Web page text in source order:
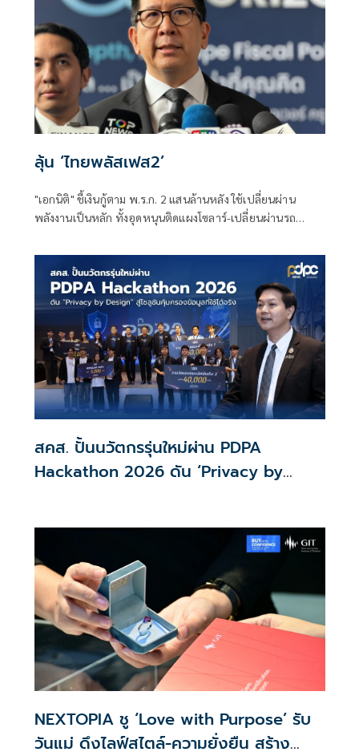
ลุ้น ‘ไทยพลัสเฟส2’
"เอกนิติ" ชี้เงินกู้ตาม พ.ร.ก. 2 แสนล้านหลัง ใช้เปลี่ยนผ่าน
พลังงานเป็นหลัก ทั้งอุดหนุนติดแผงโซลาร์-เปลี่ยนผ่านรถ
พร้อมให้ใช้กับไทยเที่ยวไทยพลัส ส่วนไทยช่วยไทยพลัส เฟส 2
รอประเมินความเหมาะสม นายกฯ เผยจะพยายาม
สคส. ปั้นนวัตกรรุ่นใหม่ผ่าน PDPA
Hackathon 2026 ดัน ‘Privacy by
NEXTOPIA ชู ‘Love with Purpose’ รับ
วันแม่ ดึงไลฟ์สไตล์-ความยั่งยืน สร้าง